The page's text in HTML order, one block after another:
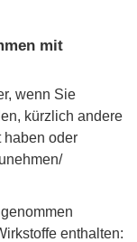
mit
wenn Sie
kürzlich andere
haben oder
enthalten: